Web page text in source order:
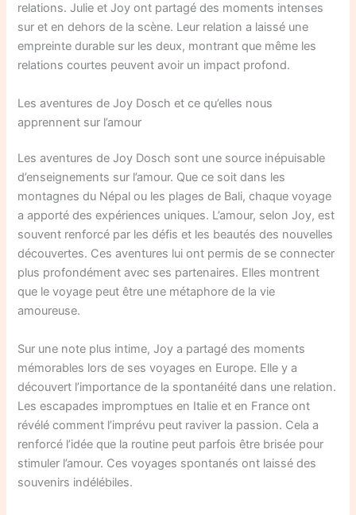
relations. Julie et Joy ont partagé des moments intenses
sur et en dehors de la scène. Leur relation a laissé une
empreinte durable sur les deux, montrant que même les
relations courtes peuvent avoir un impact profond.
Les aventures de Joy Dosch et ce qu’elles nous
apprennent sur l’amour
Les aventures de Joy Dosch sont une source inépuisable
d’enseignements sur l’amour. Que ce soit dans les
montagnes du Népal ou les plages de Bali, chaque voyage
a apporté des expériences uniques. L’amour, selon Joy, est
souvent renforcé par les défis et les beautés des nouvelles
découvertes. Ces aventures lui ont permis de se connecter
plus profondément avec ses partenaires. Elles montrent
que le voyage peut être une métaphore de la vie
amoureuse.
Sur une note plus intime, Joy a partagé des moments
mémorables lors de ses voyages en Europe. Elle y a
découvert l’importance de la spontanéité dans une relation.
Les escapades impromptues en Italie et en France ont
révélé comment l’imprévu peut raviver la passion. Cela a
renforcé l’idée que la routine peut parfois être brisée pour
stimuler l’amour. Ces voyages spontanés ont laissé des
souvenirs indélébiles.